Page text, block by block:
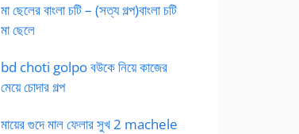
মা ছেলের বাংলা চটি – (সত্য গল্প)বাংলা চটি
মা ছেলে
bd choti golpo বউকে নিয়ে কাজের
মেয়ে চোদার গল্প
মায়ের গুদে মাল ফেলার সুখ 2 machele